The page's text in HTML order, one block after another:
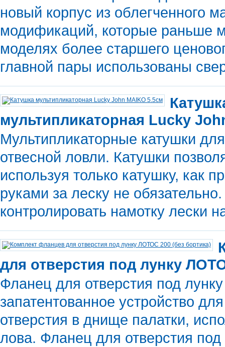
новый корпус из облегченного
модификаций, которые раньше
моделях более старшего
главной пары использованы
мультипликаторная Lucky
Мультипликаторные катушки
отвесной ловли. Катушки
используя только катушку, как
руками за леску не
контролировать намотку
для отверстия под лунку
Фланец для отверстия под
запатентованное устройство
отверстия в днище палатки,
лова. Фланец для отверстия